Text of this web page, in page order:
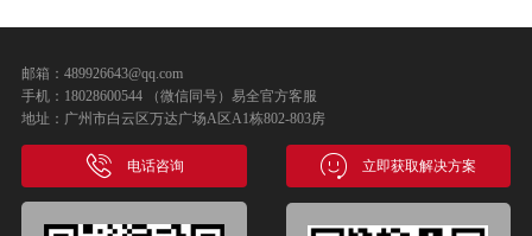
邮箱：489926643@qq.com
手机：18028600544 （微信同号）易全官方客服
地址：广州市白云区万达广场A区A1栋802-803房
电话咨询 立即获取解决方案